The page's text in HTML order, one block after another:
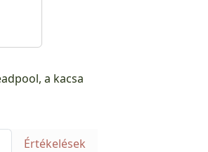
Értékelések